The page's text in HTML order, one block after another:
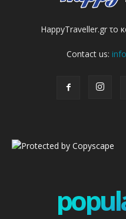
HappyTraveller.gr το
Contact us: